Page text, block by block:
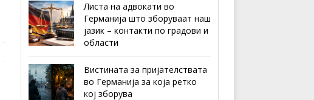
Листа на адвокати во
Германија што зборуваат наш
јазик – контакти по градови и
области
Вистината за пријателствата
во Германија за која ретко
кој зборува